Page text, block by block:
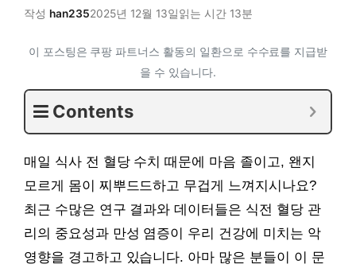
작성 han2352025년 12월 13일읽는 시간 13분
이 포스팅은 쿠팡 파트너스 활동의 일환으로 수수료를 지급받
을 수 있습니다.
Contents
매일 식사 전 혈당 수치 때문에 마음 졸이고, 왠지
모르게 몸이 찌뿌드드하고 무겁게 느껴지시나요?
최근 수많은 연구 결과와 데이터들은 식전 혈당 관
리의 중요성과 만성 염증이 우리 건강에 미치는 악
영향을 경고하고 있습니다. 아마 많은 분들이 이 문